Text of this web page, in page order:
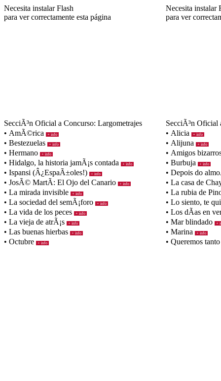
Necesita instalar Flash
para ver correctamente esta página
SecciÃ³n Oficial a Concurso: Largometrajes
• AmÃ©rica
+ info
• Bestezuelas + info
• Hermano + info
• Hidalgo, la historia jamÃ¡s contada + info
• Ispansi (Â¿EspaÃ±oles!) + info
• JosÃ© MartÃ­: El Ojo del Canario + info
• La mirada invisible + info
• La sociedad del semÃ¡foro + info
• La vida de los peces + info
• La vieja de atrÃ¡s + info
• Las buenas hierbas + info
• Octubre + info
Necesita instalar
para ver
SecciÃ³n Oficial
• Alicia
+ info
• Alijuna + info
• Amigos
• Burbuja
+ info
• Depois do
• La casa de
• La rubia de
• Lo siento, te
• Los dÃ­as en
• Mar blindado
+
• Marina + info
• Queremos